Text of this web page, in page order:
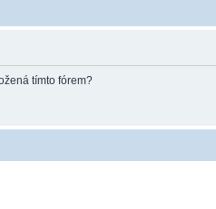
tímto fórem?